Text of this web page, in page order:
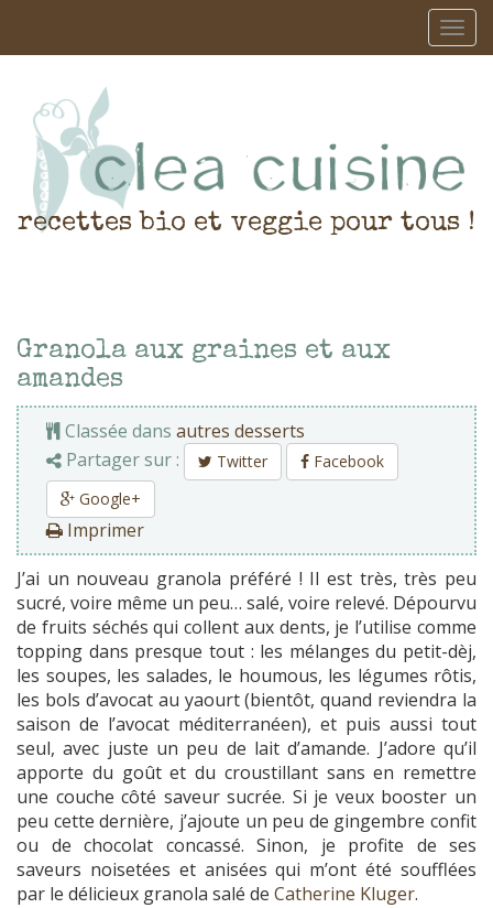
recettes bio et veggie pour tous !
Granola aux graines et aux
amandes
Classée dans autres desserts
Partager sur :
Twitter
Facebook
Google+
Imprimer
J’ai un nouveau granola préféré ! Il est très, très peu
sucré, voire même un peu… salé, voire relevé. Dépourvu
de fruits séchés qui collent aux dents, je l’utilise comme
topping dans presque tout : les mélanges du petit-dèj,
les soupes, les salades, le houmous, les légumes rôtis,
les bols d’avocat au yaourt (bientôt, quand reviendra la
saison de l’avocat méditerranéen), et puis aussi tout
seul, avec juste un peu de lait d’amande. J’adore qu’il
apporte du goût et du croustillant sans en remettre
une couche côté saveur sucrée. Si je veux booster un
peu cette dernière, j’ajoute un peu de gingembre confit
ou de chocolat concassé. Sinon, je profite de ses
saveurs noisetées et anisées qui m’ont été soufflées
par le délicieux granola salé de Catherine Kluger.